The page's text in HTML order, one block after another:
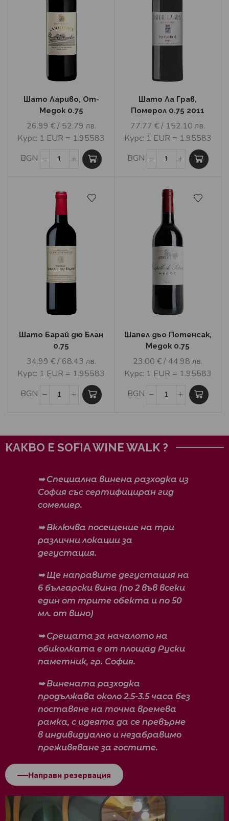
Шато Лариво, От-
Медок 0.75
26.99 €/ 52.79 лв.
Курс: 1 EUR = 1.95583
BGN
Шато Ла Грав,
Померол 0.75 2011
77.77€/ 152.10 лв.
Курс: 1 EUR = 1.95583
BGN
Шато Барай дю Блан
0.75
34.99 €/ 68.43 лв.
Курс: 1 EUR = 1.95583
BGN
Шапел дьо Потенсак,
Медок 0.75
23.00€/ 44.98 лв.
Курс: 1 EUR = 1.95583
BGN
КАКВО Е SOFIA WINE WALK ?
➥ Специална винена разходка из
София със сертифициран гид
сомелиер.
➥ Включва посещение на три
различни локации за
дегустация.
➥ Ще направите дегустация на
6 български вина (по 2 във всеки
един от трите обекта и по 50
мл. от вино)
➥ Срещата за началото на
обиколката е от площад Руски
паметник, гр. София.
➥ Винената разходка
продължава около 2.5-3.5 часа без
поставяне на точна времева
рамка, с идеята да се превърне
в индивидуално и незабравимо
преживяване за гостите.
Направи резервация